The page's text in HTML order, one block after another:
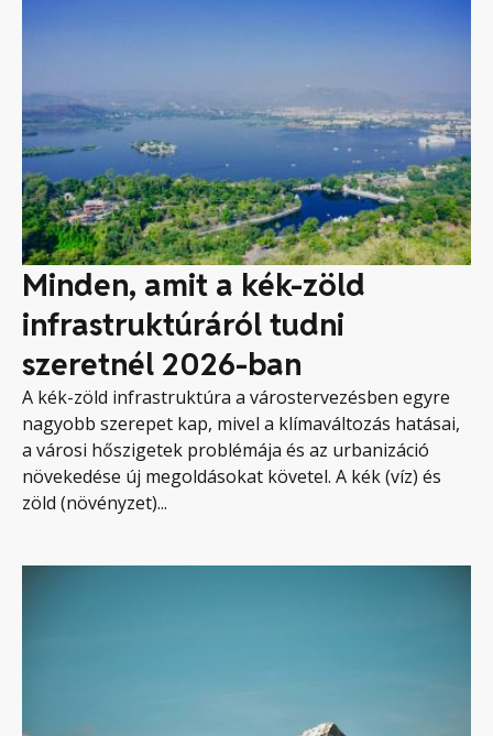
Minden, amit a kék-zöld
infrastruktúráról tudni
szeretnél 2026-ban
A kék-zöld infrastruktúra a várostervezésben egyre
nagyobb szerepet kap, mivel a klímaváltozás hatásai,
a városi hőszigetek problémája és az urbanizáció
növekedése új megoldásokat követel. A kék (víz) és
zöld (növényzet)...